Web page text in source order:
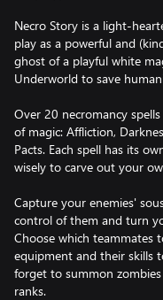
Necro Story is a light-
play as a powerful and
ghost of a playful white
Underworld to save
Over 20 necromancy
of magic: Affliction,
Pacts. Each spell has its
wisely to carve out your
Capture your enemies'
control of them and turn
Choose which teammates
equipment and their skills
forget to summon
ranks.